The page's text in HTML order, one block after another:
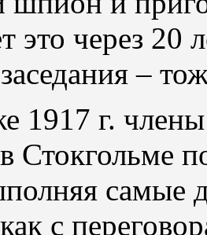
это через 20
–
1917 г.
самые
с